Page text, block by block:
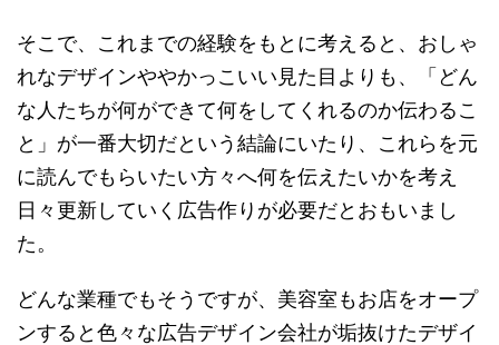
そこで、これまでの経験をもとに考えると、おしゃ
れなデザインややかっこいい見た目よりも、「どん
な人たちが何ができて何をしてくれるのか伝わるこ
と」が一番大切だという結論にいたり、これらを元
に読んでもらいたい方々へ何を伝えたいかを考え
日々更新していく広告作りが必要だとおもいまし
た。
どんな業種でもそうですが、美容室もお店をオープ
ンすると色々な広告デザイン会社が垢抜けたデザイ